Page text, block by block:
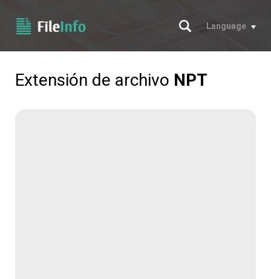
Buscar
Language
Extensión de archivo NPT